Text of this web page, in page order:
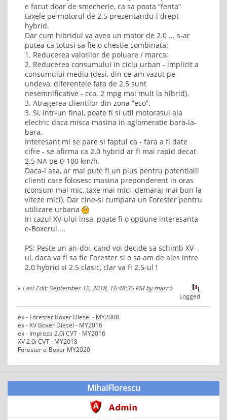
e facut doar de smecherie, ca sa poata ”fenta”
taxele pe motorul de 2.5 prezentandu-l drept
hybrid.
Dar cum hibridul va avea un motor de 2.0 ... s-ar
putea ca totusi sa fie o chestie combinata:
1. Reducerea valorilor de poluare / marca;
2. Reducerea consumului in ciclu urban - implicit a
consumului mediu (desi, din ce-am vazut pe
undeva, diferentele fata de 2.5 sunt
nesemnificative - cca. 2 mpg mai mult la hibrid).
3. Atragerea clientilor din zona ”eco”.
3. Si, intr-un final, poate fi si util motorasul ala
electric daca misca masina in aglomeratie bara-la-
bara.
Interesant mi se pare si faptul ca - fara a fi date
cifre - se afirma ca 2.0 hybrid ar fi mai rapid decat
2.5 NA pe 0-100 km/h.
Daca-i asa, ar mai pute fi un plus pentru potentialii
clienti care folosesc masina preponderent in oras
(consum mai mic, taxe mai mici, demaraj mai bun la
viteze mici). Dar cine-si cumpara un Forester pentru
utilizare urbana
In cazul XV-ului insa, poate fi o optiune interesanta
e-Boxerul ...
PS: Peste un an-doi, cand voi decide sa schimb XV-
ul, daca va fi sa fie Forester si o sa am de ales intre
2.0 hybrid si 2.5 clasic, clar va fi 2.5-ul !
« Last Edit: September 12, 2018, 16:48:35 PM by marr»
Logged
ex - Forester Boxer Diesel - MY2008
ex - XV Boxer Diesel - MY2016
ex - Impreza 2.0i CVT - MY2016
XV 2.0i CVT - MY2018
Forester e-Boxer MY2020
MihaiFlorescu